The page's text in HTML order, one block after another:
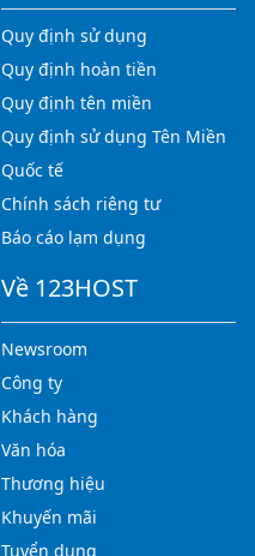
Quy định sử dụng
Quy định hoàn tiền
Quy định tên miền
Quy định sử dụng Tên Miền
Quốc tế
Chính sách riêng tư
Báo cáo lạm dụng
Về 123HOST
Newsroom
Công ty
Khách hàng
Văn hóa
Thương hiệu
Khuyến mãi
Tuyển dụng